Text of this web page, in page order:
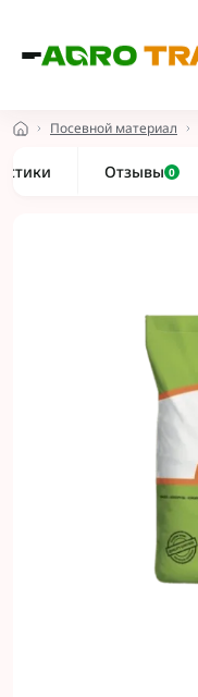
Посевной материал
Отзывы 0